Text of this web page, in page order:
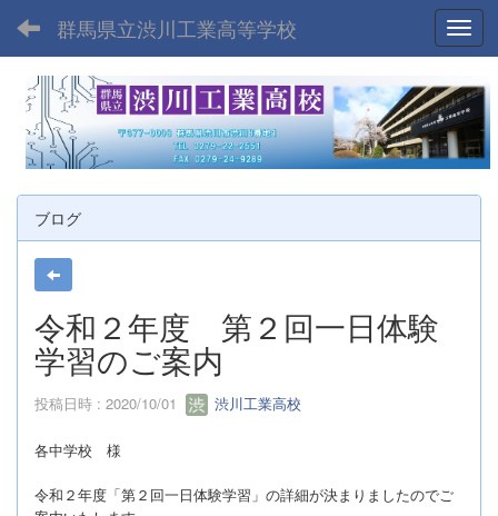
群馬県立渋川工業高等学校
ブログ
令和２年度 第２回一日体験
学習のご案内
投稿日時 : 2020/10/01 渋川工業高校
各中学校 様
令和２年度「第２回一日体験学習」の詳細が決まりましたのでご